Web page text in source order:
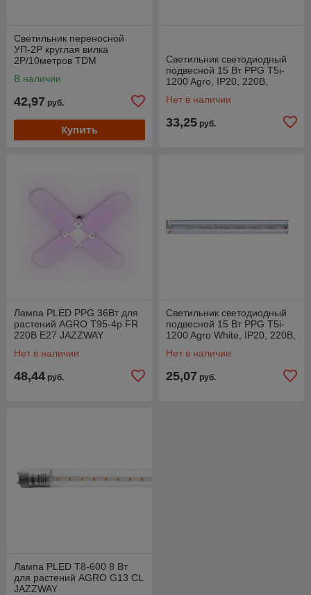
Светильник переносной
УП-2Р круглая вилка
2Р/10метров TDM
В наличии
42,97 руб.
Купить
Светильник светодиодный
подвесной 15 Вт PPG T5i-
1200 Agro, IP20, 220В,
Нет в наличии
33,25 руб.
Лампа PLED PPG 36Вт для
растений AGRO T95-4p FR
220В E27 JAZZWAY
Нет в наличии
48,44 руб.
Светильник светодиодный
подвесной 15 Вт PPG T5i-
1200 Agro White, IP20, 220В,
Нет в наличии
25,07 руб.
Лампа PLED T8-600 8 Вт
для растений AGRO G13 CL
JAZZWAY